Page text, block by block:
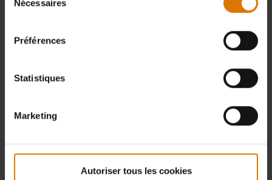
Nécessaires
Préférences
Statistiques
Marketing
Autoriser tous les cookies